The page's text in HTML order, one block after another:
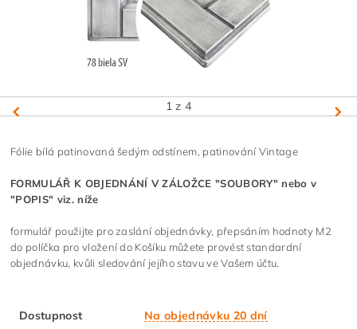
1 z 4
Fólie bílá patinovaná šedým odstínem, patinování Vintage
FORMULÁŘ K OBJEDNÁNÍ V ZÁLOŽCE "SOUBORY" nebo v
"POPIS" viz. níže
formulář použijte pro zaslání objednávky, přepsáním hodnoty M2
do políčka pro vložení do Košíku můžete provést standardní
objednávku, kvůli sledování jejího stavu ve Vašem účtu.
Dostupnost Na objednávku 20 dní